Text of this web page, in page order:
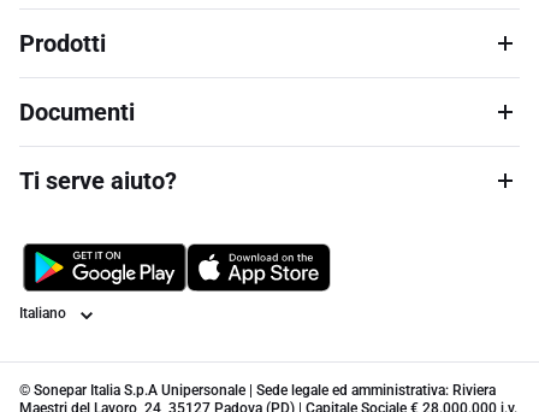
Prodotti
Documenti
Ti serve aiuto?
Lingua
© Sonepar Italia S.p.A Unipersonale | Sede legale ed amministrativa: Riviera
Maestri del Lavoro, 24, 35127 Padova (PD) | Capitale Sociale € 28.000.000 i.v.